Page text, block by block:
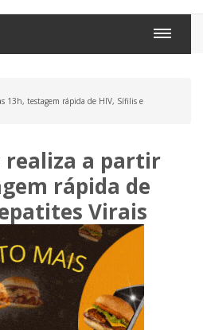
13h, testagem rápida de HIV, Sífilis e
realiza a partir
rápida de
Virais